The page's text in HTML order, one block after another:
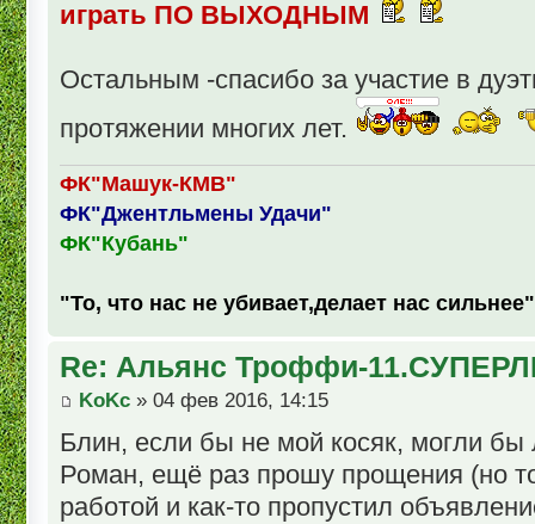
играть ПО ВЫХОДНЫМ
Остальным -спасибо за участие в
протяжении многих лет.
ФК"Машук-КМВ"
ФК"Джентльмены Удачи"
ФК"Кубань"
"То, что нас не убивает,делает нас сильнее"
Re: Альянс Троффи-
KoKc » 04 фев 2016, 14:15
Блин, если бы не мой косяк, могли бы
Роман, ещё раз прошу прощения (но
работой и как-то пропустил